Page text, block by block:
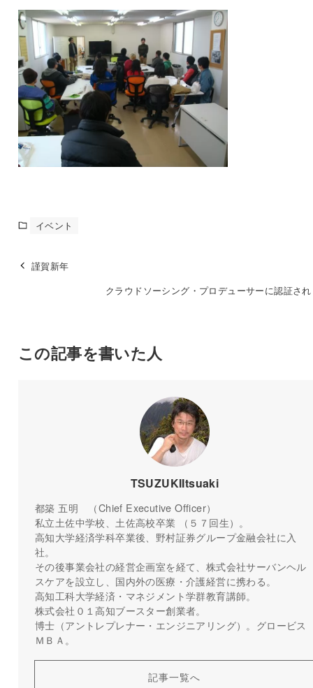
イベント
謹賀新年
クラウドソーシング・プロデューサーに認証さ
この記事を書いた人
TSUZUKIItsuaki
都築 五明 （Chief Executive Officer）
私立土佐中学校、土佐高校卒業 （５７回生）。
高知大学経済学科卒業後、野村証券グループ金融会社に入
社。
その後事業会社の経営企画室を経て、株式会社サーバンヘル
スケアを設立し、国内外の医療・介護経営に携わる。
高知工科大学経済・マネジメント学群教育講師。
株式会社０１高知ブースター創業者。
博士（アントレプレナー・エンジニアリング）。グロービス
ＭＢＡ。
記事一覧へ